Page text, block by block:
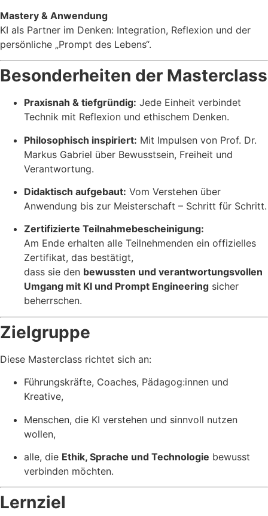
Mastery & Anwendung
KI als Partner im Denken: Integration, Reflexion und der
persönliche „Prompt des Lebens“.
Besonderheiten der Masterclass
Praxisnah & tiefgründig: Jede Einheit verbindet
Technik mit Reflexion und ethischem Denken.
Philosophisch inspiriert: Mit Impulsen von Prof. Dr.
Markus Gabriel über Bewusstsein, Freiheit und
Verantwortung.
Didaktisch aufgebaut: Vom Verstehen über
Anwendung bis zur Meisterschaft – Schritt für Schritt.
Zertifizierte Teilnahmebescheinigung:
Am Ende erhalten alle Teilnehmenden ein offizielles
Zertifikat, das bestätigt,
dass sie den bewussten und verantwortungsvollen
Umgang mit KI und Prompt Engineering sicher
beherrschen.
Zielgruppe
Diese Masterclass richtet sich an:
Führungskräfte, Coaches, Pädagog:innen und
Kreative,
Menschen, die KI verstehen und sinnvoll nutzen
wollen,
alle, die Ethik, Sprache und Technologie bewusst
verbinden möchten.
Lernziel